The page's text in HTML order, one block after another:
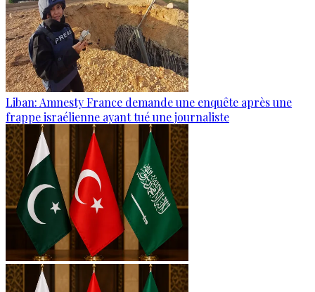
Liban: Amnesty France demande une enquête après une
frappe israélienne ayant tué une journaliste